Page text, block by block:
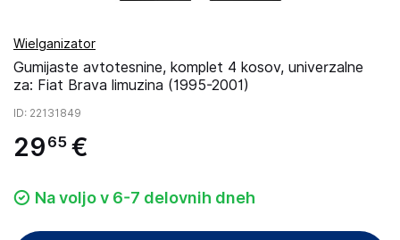
Wielganizator
Gumijaste avtotesnine, komplet 4 kosov, univerzalne
za: Fiat Brava limuzina (1995-2001)
ID: 22131849
29 65 €
Na voljo v 6-7 delovnih dneh